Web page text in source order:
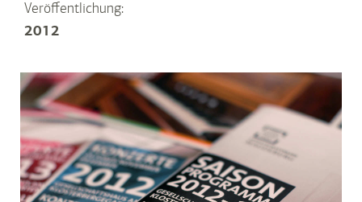
Veröffentlichung:
2012